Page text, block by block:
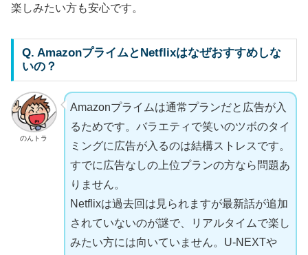
楽しみたい方も安心です。
Q. AmazonプライムとNetflixはなぜおすすめしな
いの？
のんトラ
Amazonプライムは通常プランだと広告が入
るためです。バラエティで笑いのツボのタイ
ミングに広告が入るのは結構ストレスです。
すでに広告なしの上位プランの方なら問題あ
りません。
Netflixは過去回は見られますが最新話が追加
されていないのが謎で、リアルタイムで楽し
みたい方には向いていません。U-NEXTや